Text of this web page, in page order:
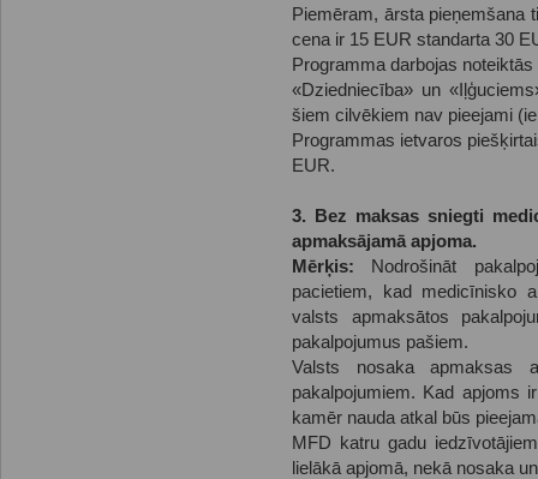
Piemēram, ārsta pieņemšana
cena ir 15 EUR standarta 30
Programma darbojas
«Dziedniecība» un
šiem cilvēkiem nav pieejami
Programmas ietvaros
EUR.
3. Bez maksas sniegti
apmaksājamā apjoma.
Mērķis: Nodrošināt
pacietiem, kad medicīnisko
valsts apmaksātos
pakalpojumus pašiem.
Valsts nosaka apmaksas
pakalpojumiem. Kad apjoms
kamēr nauda atkal būs
MFD katru gadu
lielākā apjomā, nekā nosaka